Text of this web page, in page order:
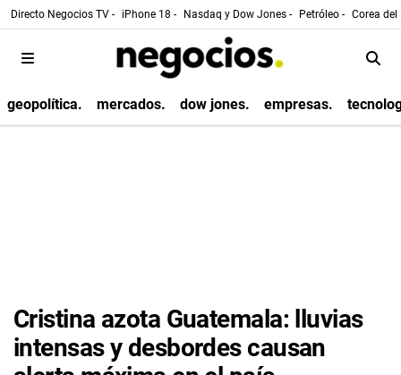
Directo Negocios TV - iPhone 18 - Nasdaq y Dow Jones - Petróleo - Corea
geopolítica. mercados. dow jones. empresas.
Cristina azota Guatemala: lluvias
intensas y desbordes causan